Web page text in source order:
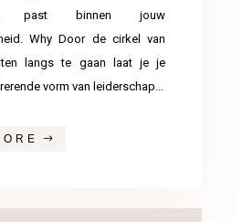
past binnen jouw
Why Door de cirkel van
langs te gaan laat je je
vorm van leiderschap...